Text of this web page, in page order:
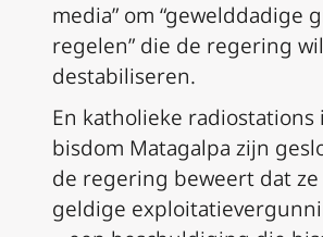
media” om “gewelddadige
regelen” die de regering
destabiliseren.
En katholieke radiostations
bisdom Matagalpa zijn
de regering beweert dat ze
geldige